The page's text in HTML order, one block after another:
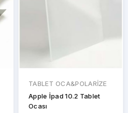
TABLET OCA&POLARİZE
Apple İpad 10.2 Tablet
Ocası